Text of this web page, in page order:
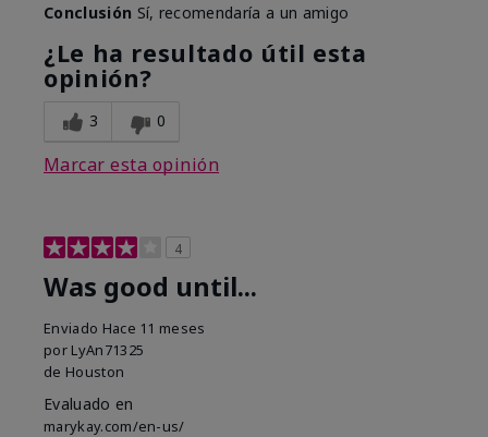
Conclusión Sí, recomendaría a un amigo
¿Le ha resultado útil esta
opinión?
3 0
Marcar esta opinión
4
Was good until...
Enviado Hace 11 meses
por LyAn71325
de Houston
Evaluado en
marykay.com/en-us/